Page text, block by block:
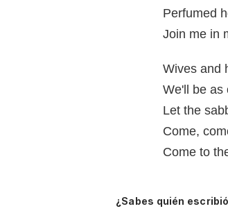
Perfumed
Join me in
Wives and
We'll be as
Let the
Come,
Come to
¿Sabes quién